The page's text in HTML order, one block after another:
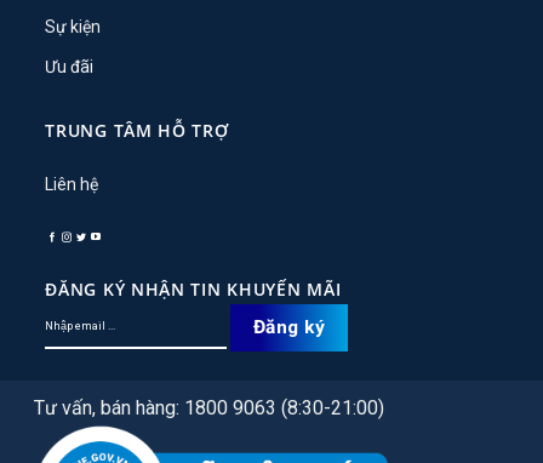
Sự kiện
Ưu đãi
TRUNG TÂM HỖ TRỢ
Liên hệ
ĐĂNG KÝ NHẬN TIN KHUYẾN MÃI
Tư vấn, bán hàng: 1800 9063 (8:30-21:00)